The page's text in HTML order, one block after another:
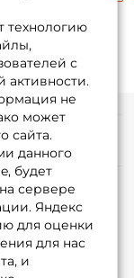
технологию
с
активности.
не
может
сайта.
данного
будет
сервере
Яндекс
для оценки
для нас
и
на обработку